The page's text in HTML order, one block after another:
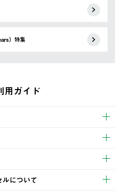
）特集
用ガイド
いいただけます。
日以内に商品を発送いたします。
で、木曜日以降のご注文は週明け
す。
について